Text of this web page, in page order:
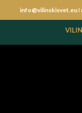
info@vilinskisvet.euI